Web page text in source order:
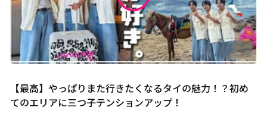
【最高】やっぱりまた行きたくなるタイの魅力！？初め
てのエリアに三つ子テンションアップ！